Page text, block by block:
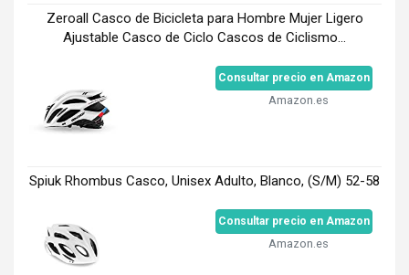
Zeroall Casco de Bicicleta para Hombre Mujer Ligero
Ajustable Casco de Ciclo Cascos de Ciclismo...
Consultar precio en Amazon
Amazon.es
Spiuk Rhombus Casco, Unisex Adulto, Blanco, (S/M) 52-58
Consultar precio en Amazon
Amazon.es